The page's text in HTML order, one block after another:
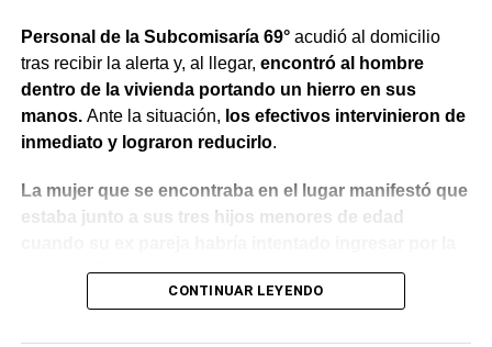
Personal de la Subcomisaría 69°acudió al domicilio
tras recibir la alerta y, al llegar, encontró al hombre
dentro de la vivienda portando un hierro en sus
manos. Ante la situación, los efectivos intervinieron de
inmediato y lograron reducirlo.
La mujer que se encontraba en el lugar manifestó que
estaba junto a sus tres hijos menores de edad
fuerza utilizando el hierro para abrir la puerta.Además,
indicó que meses atrás había radicado una denuncia
CONTINUAR LEYENDO